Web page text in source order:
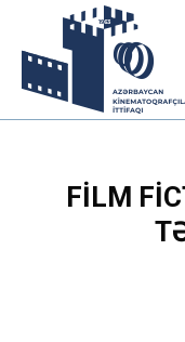
FILM